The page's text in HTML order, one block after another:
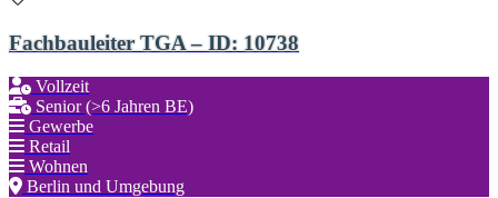
Fachbauleiter TGA – ID: 10738
Vollzeit
Senior (>6 Jahren BE)
Gewerbe
Retail
Wohnen
Berlin und Umgebung